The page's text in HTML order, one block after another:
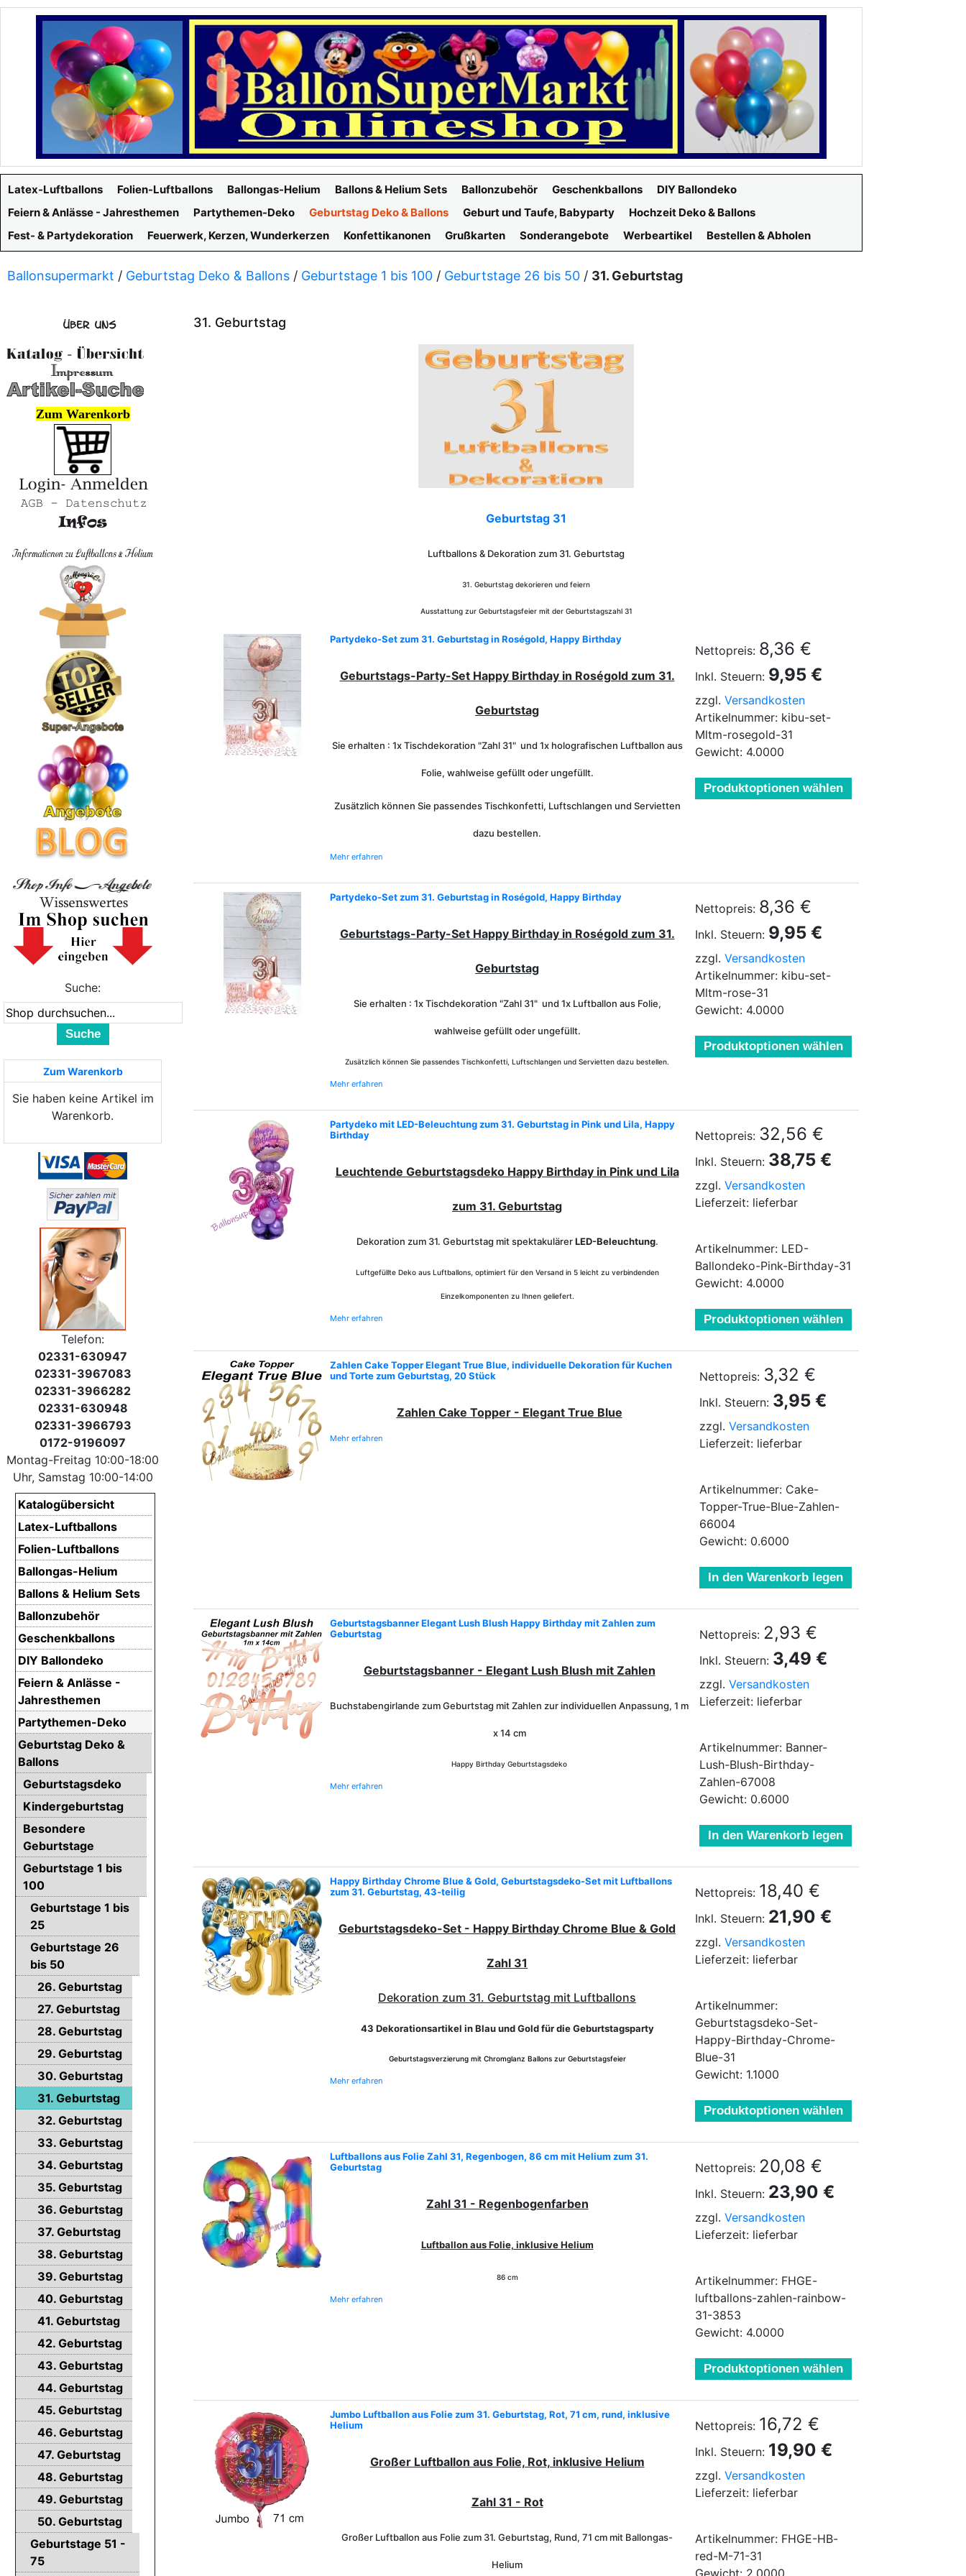
Latex-Luftballons Folien-Luftballons Ballongas-Helium Ballons & Helium Sets Ballonzubehör Geschenkballons
DIY Ballondeko
Feiern & Anlässe - Jahresthemen
Partythemen-Deko Geburtstag Deko & Ballons Geburt und Taufe, Babyparty
Hochzeit Deko & Ballons
Fest- & Partydekoration
Feuerwerk, Kerzen, Wunderkerzen Konfettikanonen Grußkarten Sonderangebote Werbeartikel Bestellen & Abholen
Ballonsupermarkt / Geburtstag Deko & Ballons / Geburtstage 1 bis 100 / Geburtstage 26 bis 50 / 31. Geburtstag
31. Geburtstag
Geburtstag 31
Luftballons & Dekoration zum 31. Geburtstag
31. Geburtstag dekorieren und feiern
Ausstattung zur Geburtstagsfeier mit der Geburtstagszahl 31
Partydeko-Set zum 31. Geburtstag in Roségold, Happy Birthday
Geburtstags-Party-Set Happy Birthday in Roségold zum 31.
Geburtstag
Sie erhalten : 1x Tischdekoration "Zahl 31" und 1x holografischen Luftballon aus
Folie, wahlweise gefüllt oder ungefüllt.
Zusätzlich können Sie passendes Tischkonfetti, Luftschlangen und Servietten
dazu bestellen.
Mehr erfahren
Nettopreis: 8,36 €
Inkl. Steuern: 9,95 €
zzgl. Versandkosten
Artikelnummer: kibu-set-
Mltm-rosegold-31
Gewicht: 4.0000
Produktoptionen wählen
Partydeko-Set zum 31. Geburtstag in Roségold, Happy Birthday
Geburtstags-Party-Set Happy Birthday in Roségold zum 31.
Geburtstag
Sie erhalten : 1x Tischdekoration "Zahl 31" und 1x Luftballon aus Folie,
wahlweise gefüllt oder ungefüllt.
Zusätzlich können Sie passendes Tischkonfetti, Luftschlangen und Servietten dazu bestellen.
Mehr erfahren
Nettopreis: 8,36 €
Inkl. Steuern: 9,95 €
zzgl. Versandkosten
Artikelnummer: kibu-set-
Mltm-rose-31
Gewicht: 4.0000
Produktoptionen wählen
Partydeko mit LED-Beleuchtung zum 31. Geburtstag in Pink und Lila, Happy
Birthday
Leuchtende Geburtstagsdeko Happy Birthday in Pinkund Lila
zum 31. Geburtstag
Dekoration zum 31. Geburtstag mit spektakulärerLED-Beleuchtung.
Luftgefüllte Deko aus Luftballons, optimiert für den Versand in 5 leicht zu verbindenden
Einzelkomponenten zu Ihnen geliefert.
Mehr erfahren
Nettopreis: 32,56 €
Inkl. Steuern: 38,75 €
zzgl. Versandkosten
Lieferzeit: lieferbar
Artikelnummer: LED-
Ballondeko-Pink-Birthday-31
Gewicht: 4.0000
Produktoptionen wählen
Zahlen Cake Topper Elegant True Blue, individuelle Dekoration für Kuchen
und Torte zum Geburtstag, 20 Stück
Zahlen Cake Topper- Elegant True Blue
Mehr erfahren
Nettopreis: 3,32 €
Inkl. Steuern: 3,95 €
zzgl. Versandkosten
Lieferzeit: lieferbar
Artikelnummer: Cake-
Topper-True-Blue-Zahlen-
66004
Gewicht: 0.6000
In den Warenkorb legen
Geburtstagsbanner Elegant Lush Blush Happy Birthday mit Zahlen zum
Geburtstag
Geburtstagsbanner - Elegant Lush Blush mit Zahlen
Buchstabengirlande zum Geburtstag mit Zahlen zur individuellen Anpassung, 1 m
x 14 cm
Happy Birthday Geburtstagsdeko
Mehr erfahren
Nettopreis: 2,93 €
Inkl. Steuern: 3,49 €
zzgl. Versandkosten
Lieferzeit: lieferbar
Artikelnummer: Banner-
Lush-Blush-Birthday-
Zahlen-67008
Gewicht: 0.6000
In den Warenkorb legen
Happy Birthday Chrome Blue & Gold, Geburtstagsdeko-Set mit Luftballons
zum 31. Geburtstag, 43-teilig
Geburtstagsdeko-Set - Happy Birthday Chrome Blue & Gold
Zahl 31
Dekoration zum 31. Geburtstag mit Luftballons
43 Dekorationsartikel in Blau und Gold für die Geburtstagsparty
Geburtstagsverzierung mit Chromglanz Ballons zur Geburtstagsfeier
Mehr erfahren
Nettopreis: 18,40 €
Inkl. Steuern: 21,90 €
zzgl. Versandkosten
Lieferzeit: lieferbar
Artikelnummer:
Geburtstagsdeko-Set-
Happy-Birthday-Chrome-
Blue-31
Gewicht: 1.1000
Produktoptionen wählen
Luftballons aus Folie Zahl 31, Regenbogen, 86 cm mit Helium zum 31.
Geburtstag
Zahl 31 - Regenbogenfarben
Luftballon aus Folie, inklusive Helium
86 cm
Mehr erfahren
Nettopreis: 20,08 €
Inkl. Steuern: 23,90 €
zzgl. Versandkosten
Lieferzeit: lieferbar
Artikelnummer: FHGE-
luftballons-zahlen-rainbow-
31-3853
Gewicht: 4.0000
Produktoptionen wählen
Jumbo Luftballon aus Folie zum 31. Geburtstag, Rot, 71 cm, rund, inklusive
Helium
Großer Luftballon aus Folie, Rot, inklusive Helium
Zahl 31 - Rot
Großer Luftballon aus Folie zum 31. Geburtstag, Rund, 71 cm mit Ballongas-
Helium
Nettopreis: 16,72 €
Inkl. Steuern: 19,90 €
zzgl. Versandkosten
Lieferzeit: lieferbar
Artikelnummer: FHGE-HB-
red-M-71-31
Gewicht: 2.0000
Zum Warenkorb
Suche:
Suche
Zum Warenkorb
Sie haben keine Artikel im
Warenkorb.
Telefon:
02331-630947
02331-3967083
02331-3966282
02331-630948
02331-3966793
0172-9196097
Montag-Freitag 10:00-18:00
Uhr, Samstag 10:00-14:00
Katalogübersicht
Latex-Luftballons
Folien-Luftballons
Ballongas-Helium
Ballons & Helium Sets
Ballonzubehör
Geschenkballons
DIY Ballondeko
Feiern & Anlässe -
Jahresthemen
Partythemen-Deko
Geburtstag Deko &
Ballons
Geburtstagsdeko
Kindergeburtstag
Besondere
Geburtstage
Geburtstage 1 bis
100
Geburtstage 1 bis
25
Geburtstage 26
bis 50
26. Geburtstag
27. Geburtstag
28. Geburtstag
29. Geburtstag
30. Geburtstag
31. Geburtstag
32. Geburtstag
33. Geburtstag
34. Geburtstag
35. Geburtstag
36. Geburtstag
37. Geburtstag
38. Geburtstag
39. Geburtstag
40. Geburtstag
41. Geburtstag
42. Geburtstag
43. Geburtstag
44. Geburtstag
45. Geburtstag
46. Geburtstag
47. Geburtstag
48. Geburtstag
49. Geburtstag
50. Geburtstag
Geburtstage 51 -
75